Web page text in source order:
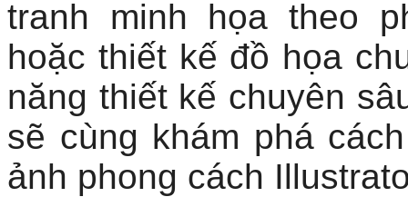
tranh minh họa theo
hoặc thiết kế đồ họa
năng thiết kế chuyên
sẽ cùng khám phá
ảnh phong cách